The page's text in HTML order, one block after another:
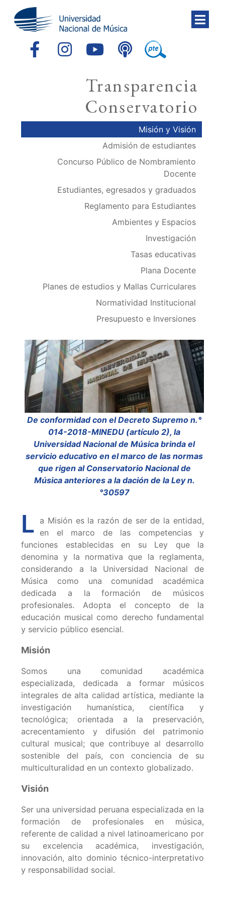
Transparencia
Conservatorio
Misión y Visión
Admisión de estudiantes
Concurso Público de Nombramiento
Docente
Estudiantes, egresados y graduados
Reglamento para Estudiantes
Ambientes y Espacios
Investigación
Tasas educativas
Plana Docente
Planes de estudios y Mallas Curriculares
Normatividad Institucional
Presupuesto e Inversiones
De conformidad con el Decreto Supremo n.°
014-2018-MINEDU (artículo 2), la
Universidad Nacional de Música brinda el
servicio educativo en el marco de las normas
que rigen al Conservatorio Nacional de
Música anteriores a la dación de la Ley n.
°30597
L a Misión es la razón de ser de la entidad,
en el marco de las competencias y
funciones establecidas en su Ley que la
denomina y la normativa que la reglamenta,
considerando a la Universidad Nacional de
Música como una comunidad académica
dedicada a la formación de músicos
profesionales. Adopta el concepto de la
educación musical como derecho fundamental
y servicio público esencial.
Misión
Somos una comunidad académica
especializada, dedicada a formar músicos
integrales de alta calidad artística, mediante la
investigación humanística, científica y
tecnológica; orientada a la preservación,
acrecentamiento y difusión del patrimonio
cultural musical; que contribuye al desarrollo
sostenible del país, con conciencia de su
multiculturalidad en un contexto globalizado.
Visión
Ser una universidad peruana especializada en la
formación de profesionales en música,
referente de calidad a nivel latinoamericano por
su excelencia académica, investigación,
innovación, alto dominio técnico-interpretativo
y responsabilidad social.